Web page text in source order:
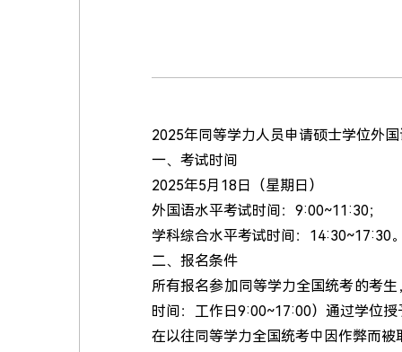
2025年同等学力人员申请硕士学位外
一、考试时间
2025年5月18日（星期日）
外国语水平考试时间：9:00~11:30；
学科综合水平考试时间：14:30~17:30
二、报名条件
所有报名参加同等学力全国统考的考
时间：工作日9:00~17:00）通过学位
在以往同等学力全国统考中因作弊而